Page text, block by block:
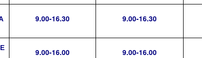
9.00-16.30 9.00-16.30
9.00-16.00 9.00-16.00